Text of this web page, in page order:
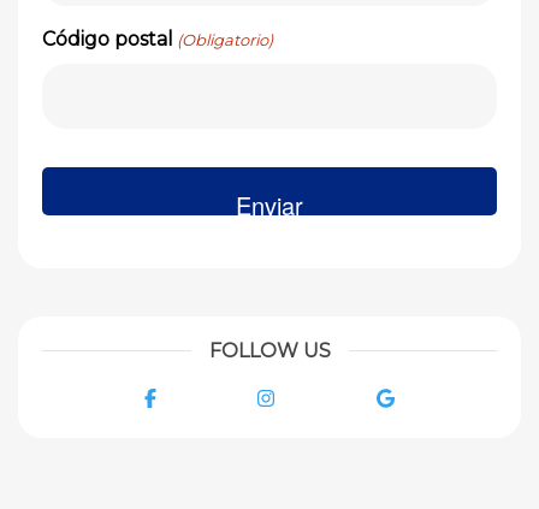
Código postal (Obligatorio)
FOLLOW US
Facebook Instagram Google